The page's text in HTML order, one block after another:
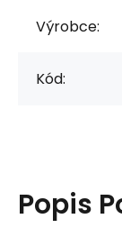
Výrobce:
Kód:
Popis